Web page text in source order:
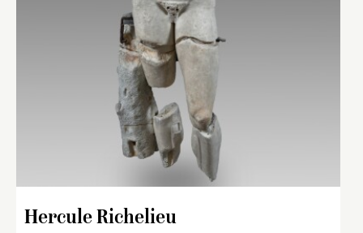
Hercule Richelieu